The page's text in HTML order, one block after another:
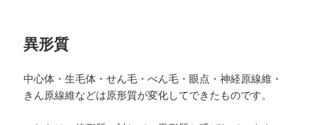
異形質
中心体・生毛体・せん毛・べん毛・眼点・神経原線維・
きん原線維などは原形質が変化してできたものです。